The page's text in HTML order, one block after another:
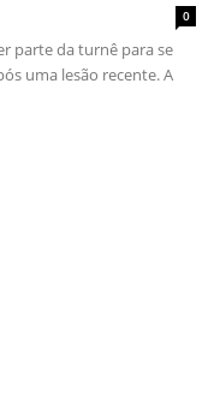
0
parte da turnê para se
uma lesão recente. A